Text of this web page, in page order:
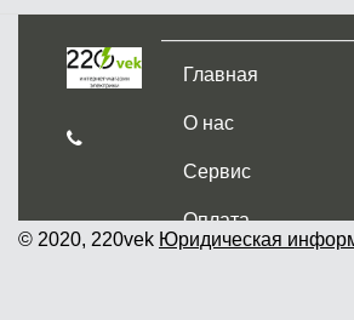
Главная
О нас
Сервис
Оплата
Доставка и
© 2020, 220vek Юридическая